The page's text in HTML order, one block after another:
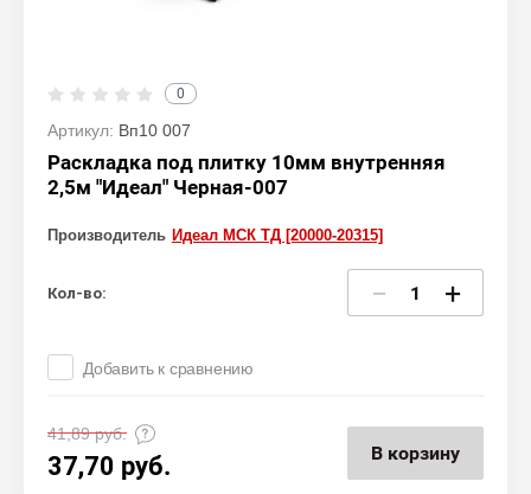
0
Артикул: Вп10 007
Раскладка под плитку 10мм внутренняя
2,5м "Идеал" Черная-007
Производитель Идеал МСК ТД [20000-20315]
Кол-во: − +
Добавить к сравнению
41,89руб.
37,70 руб. В корзину